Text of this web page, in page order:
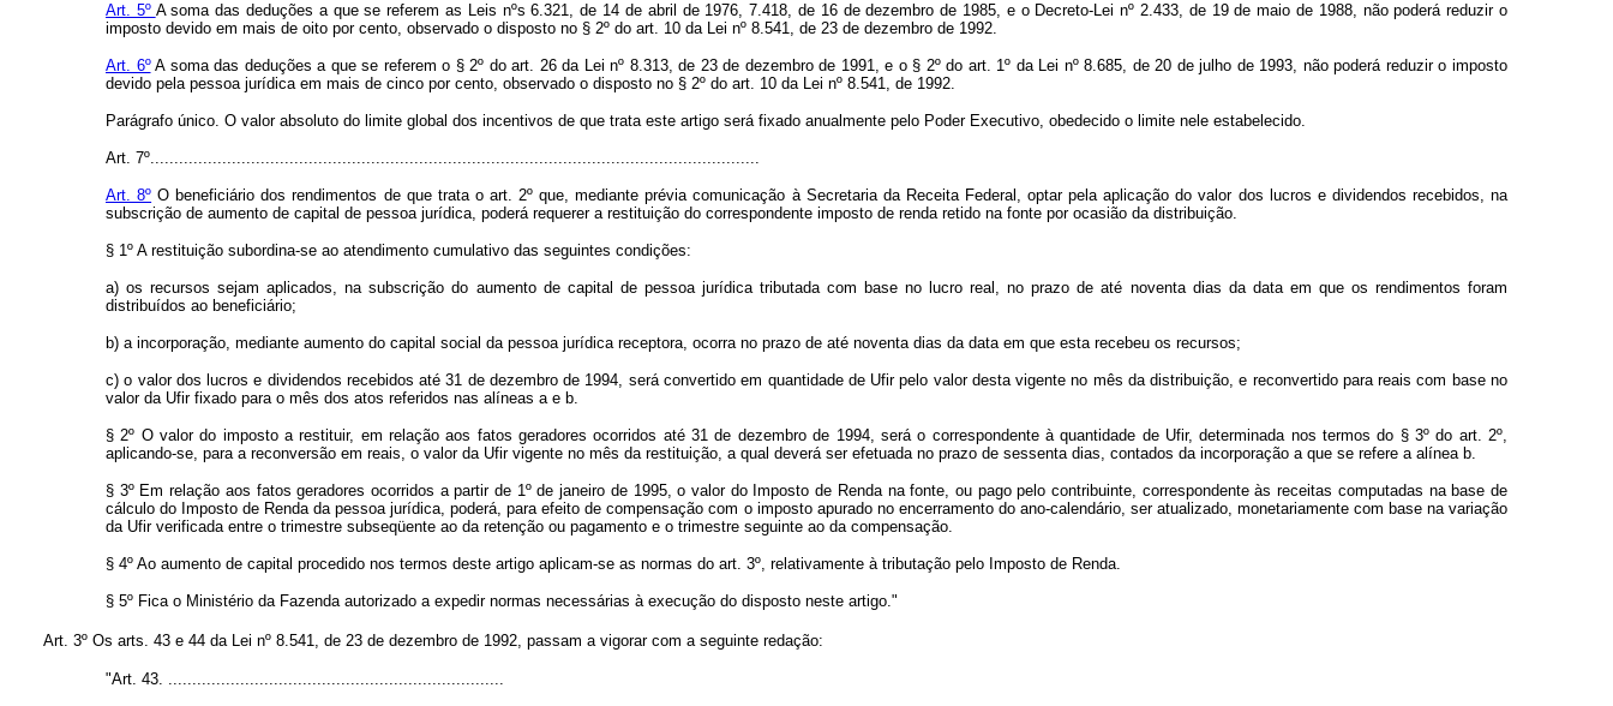
Art. 5º A soma das deduções a que se referem as Leis nºs 6.321, de 14 de abril de 1976, 7.418, de 16 de dezembro de 1985, e o Decreto-Lei nº 2.433, de 19 de maio de 1988, não poderá reduzir o
imposto devido em mais de oito por cento, observado o disposto no § 2º do art. 10 da Lei nº 8.541, de 23 de dezembro de 1992.
Art. 6ºA soma das deduções a que se referem o § 2º do art. 26 da Lei nº 8.313, de 23 de dezembro de 1991, e o § 2º do art. 1º da Lei nº 8.685, de 20 de julho de 1993, não poderá reduzir o imposto
devido pela pessoa jurídica em mais de cinco por cento, observado o disposto no § 2º do art. 10 da Lei nº 8.541, de 1992.
Parágrafo único. O valor absoluto do limite global dos incentivos de que trata este artigo será fixado anualmente pelo Poder Executivo, obedecido o limite nele estabelecido.
Art. 7º...............................................................................................................................
Art. 8º O beneficiário dos rendimentos de que trata o art. 2º que, mediante prévia comunicação à Secretaria da Receita Federal, optar pela aplicação do valor dos lucros e dividendos recebidos, na
subscrição de aumento de capital de pessoa jurídica, poderá requerer a restituição do correspondente imposto de renda retido na fonte por ocasião da distribuição.
§ 1º A restituição subordina-se ao atendimento cumulativo das seguintes condições:
a) os recursos sejam aplicados, na subscrição do aumento de capital de pessoa jurídica tributada com base no lucro real, no prazo de até noventa dias da data em que os rendimentos foram
distribuídos ao beneficiário;
b) a incorporação, mediante aumento do capital social da pessoa jurídica receptora, ocorra no prazo de até noventa dias da data em que esta recebeu os recursos;
c) o valor dos lucros e dividendos recebidos até 31 de dezembro de 1994, será convertido em quantidade de Ufir pelo valor desta vigente no mês da distribuição, e reconvertido para reais com base no
valor da Ufir fixado para o mês dos atos referidos nas alíneas a e b.
§ 2º O valor do imposto a restituir, em relação aos fatos geradores ocorridos até 31 de dezembro de 1994, será o correspondente à quantidade de Ufir, determinada nos termos do § 3º do art. 2º,
aplicando-se, para a reconversão em reais, o valor da Ufir vigente no mês da restituição, a qual deverá ser efetuada no prazo de sessenta dias, contados da incorporação a que se refere a alínea b.
§ 3º Em relação aos fatos geradores ocorridos a partir de 1º de janeiro de 1995, o valor do Imposto de Renda na fonte, ou pago pelo contribuinte, correspondente às receitas computadas na base de
cálculo do Imposto de Renda da pessoa jurídica, poderá, para efeito de compensação com o imposto apurado no encerramento do ano-calendário, ser atualizado, monetariamente com base na variação
da Ufir verificada entre o trimestre subseqüente ao da retenção ou pagamento e o trimestre seguinte ao da compensação.
§ 4º Ao aumento de capital procedido nos termos deste artigo aplicam-se as normas do art. 3º, relativamente à tributação pelo Imposto de Renda.
§ 5º Fica o Ministério da Fazenda autorizado a expedir normas necessárias à execução do disposto neste artigo."
Art. 3º Os arts. 43 e 44 da Lei nº 8.541, de 23 de dezembro de 1992, passam a vigorar com a seguinte redação:
"Art. 43. ......................................................................